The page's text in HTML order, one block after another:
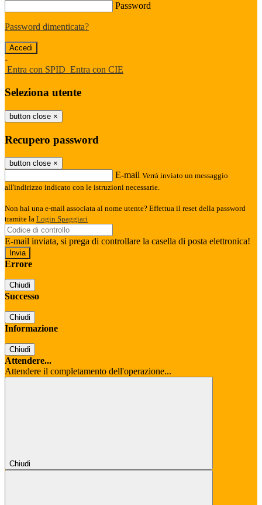
Password
Password dimenticata?
-
Entra con SPID Entra con CIE
Seleziona utente
button close ×
Recupero password
button close ×
E-mail Verrà inviato un messaggio
all'indirizzo indicato con le istruzioni necessarie.
Non hai una e-mail associata al nome utente? Effettua il reset della password
tramite la Login Spaggiari
E-mail inviata, si prega di controllare la casella di posta elettronica!
Errore
Chiudi
Successo
Chiudi
Informazione
Chiudi
Attendere...
Attendere il completamento dell'operazione...
Chiudi